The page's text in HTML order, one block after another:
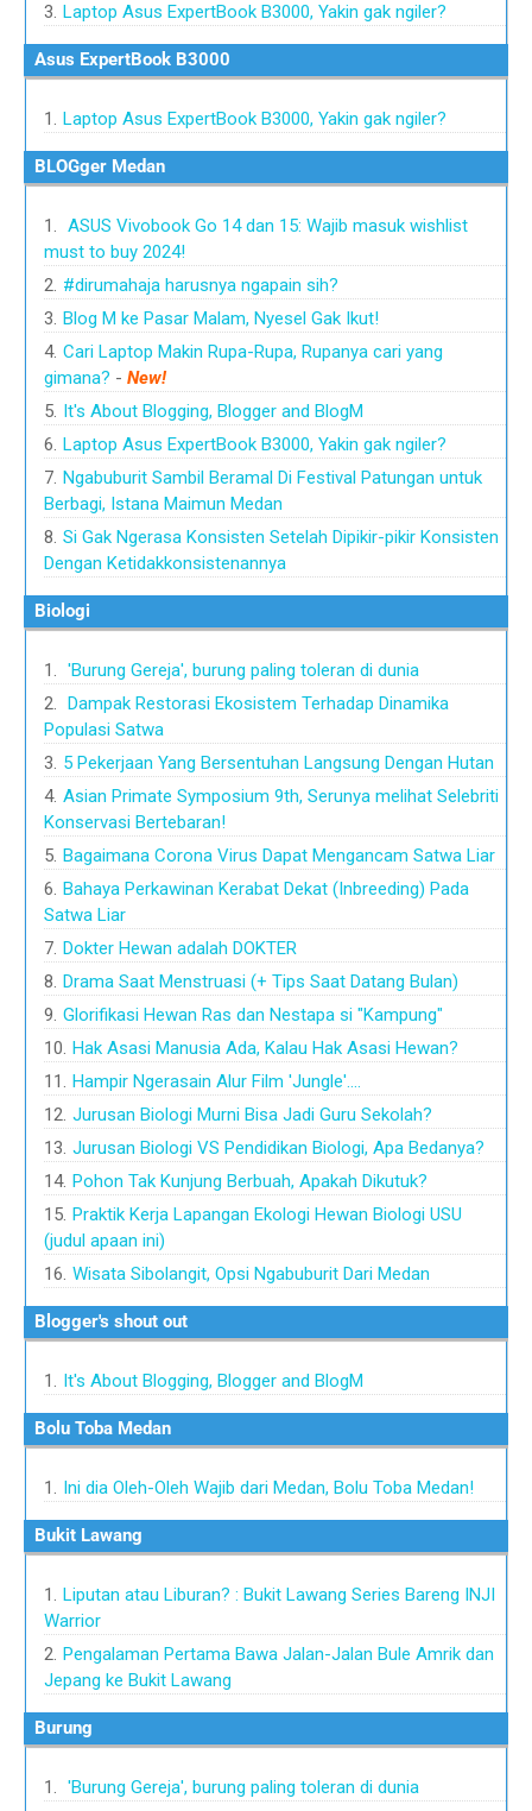
Laptop Asus ExpertBook B3000, Yakin gak ngiler?
Asus ExpertBook B3000
Laptop Asus ExpertBook B3000, Yakin gak ngiler?
BLOGger Medan
ASUS Vivobook Go 14 dan 15: Wajib masuk wishlist
must to buy 2024!
#dirumahaja harusnya ngapain sih?
Blog M ke Pasar Malam, Nyesel Gak Ikut!
Cari Laptop Makin Rupa-Rupa, Rupanya cari yang
gimana? -New!
It's About Blogging, Blogger and BlogM
Laptop Asus ExpertBook B3000, Yakin gak ngiler?
Ngabuburit Sambil Beramal Di Festival Patungan untuk
Berbagi, Istana Maimun Medan
Si Gak Ngerasa Konsisten Setelah Dipikir-pikir Konsisten
Dengan Ketidakkonsistenannya
Biologi
'Burung Gereja', burung paling toleran di dunia
Dampak Restorasi Ekosistem Terhadap Dinamika
Populasi Satwa
5 Pekerjaan Yang Bersentuhan Langsung Dengan Hutan
Asian Primate Symposium 9th, Serunya melihat Selebriti
Konservasi Bertebaran!
Bagaimana Corona Virus Dapat Mengancam Satwa Liar
Bahaya Perkawinan Kerabat Dekat (Inbreeding) Pada
Satwa Liar
Dokter Hewan adalah DOKTER
Drama Saat Menstruasi (+ Tips Saat Datang Bulan)
Glorifikasi Hewan Ras dan Nestapa si "Kampung"
Hak Asasi Manusia Ada, Kalau Hak Asasi Hewan?
Hampir Ngerasain Alur Film 'Jungle'....
Jurusan Biologi Murni Bisa Jadi Guru Sekolah?
Jurusan Biologi VS Pendidikan Biologi, Apa Bedanya?
Pohon Tak Kunjung Berbuah, Apakah Dikutuk?
Praktik Kerja Lapangan Ekologi Hewan Biologi USU
(judul apaan ini)
Wisata Sibolangit, Opsi Ngabuburit Dari Medan
Blogger's shout out
It's About Blogging, Blogger and BlogM
Bolu Toba Medan
Ini dia Oleh-Oleh Wajib dari Medan, Bolu Toba Medan!
Bukit Lawang
Liputan atau Liburan? : Bukit Lawang Series Bareng INJI
Warrior
Pengalaman Pertama Bawa Jalan-Jalan Bule Amrik dan
Jepang ke Bukit Lawang
Burung
'Burung Gereja', burung paling toleran di dunia